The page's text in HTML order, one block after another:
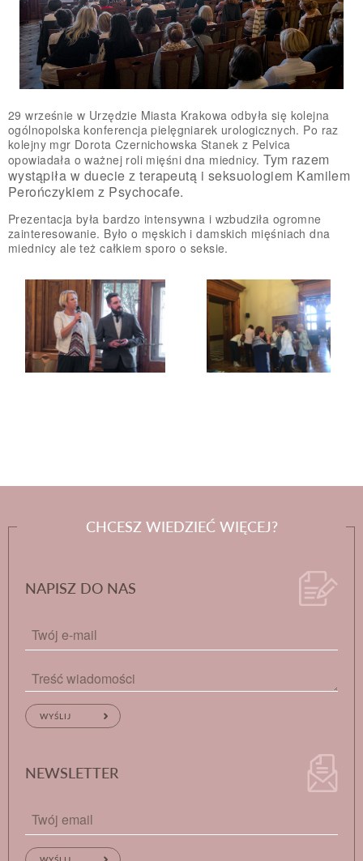
29 wrześnie w Urzędzie Miasta Krakowa odbyła się kolejna
ogólnopolska konferencja pielęgniarek urologicznych. Po raz
kolejny mgr Dorota Czernichowska Stanek z Pelvica
opowiadała o ważnej roli mięśni dna miednicy.Tym razem
wystąpiła w duecie z terapeutą i seksuologiem Kamilem
Perończykiem z Psychocafe.
Prezentacja była bardzo intensywna i wzbudziła ogromne
zainteresowanie. Było o męskich i damskich mięśniach dna
miednicy ale też całkiem sporo o seksie.
CHCESZ WIEDZIEĆ WIĘCEJ?
NAPISZ DO NAS
NEWSLETTER